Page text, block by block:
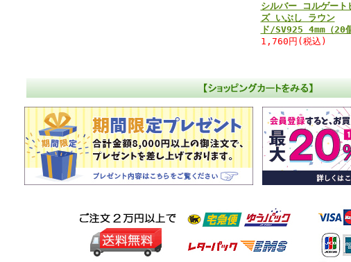
シルバー コルゲート
ズ いぶし ラウン
ド/SV925 4mm（20
1,760円(税込)